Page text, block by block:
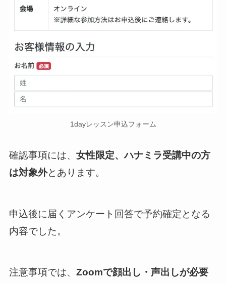
1dayレッスン申込フォーム
確認事項には、 女性限定、ハナミラ受講中の方
は対象外とあります。
申込後に届くアンケート回答で予約確定となる
内容でした。
注意事項では、 Zoomで顔出し・声出しが必要